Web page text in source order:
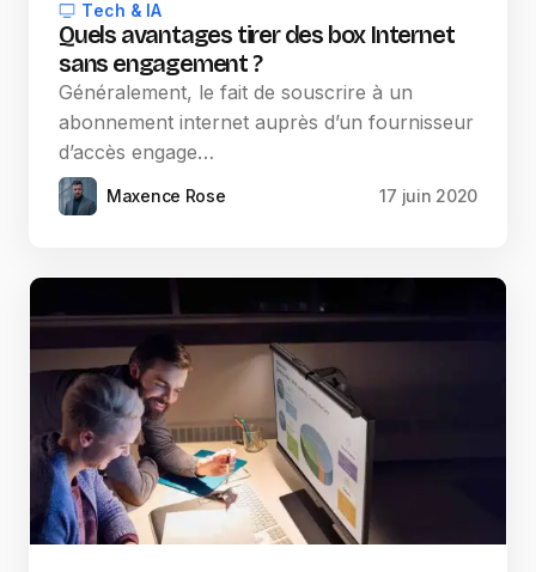
Tech & IA
Quels avantages tirer des box Internet
sans engagement ?
Généralement, le fait de souscrire à un
abonnement internet auprès d’un fournisseur
d’accès engage…
Maxence Rose 17 juin 2020